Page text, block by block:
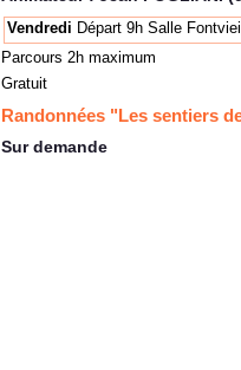
Vendredi Départ 9h Salle
Parcours 2h maximum
Gratuit
Randonnées "Les sentiers
Sur demande